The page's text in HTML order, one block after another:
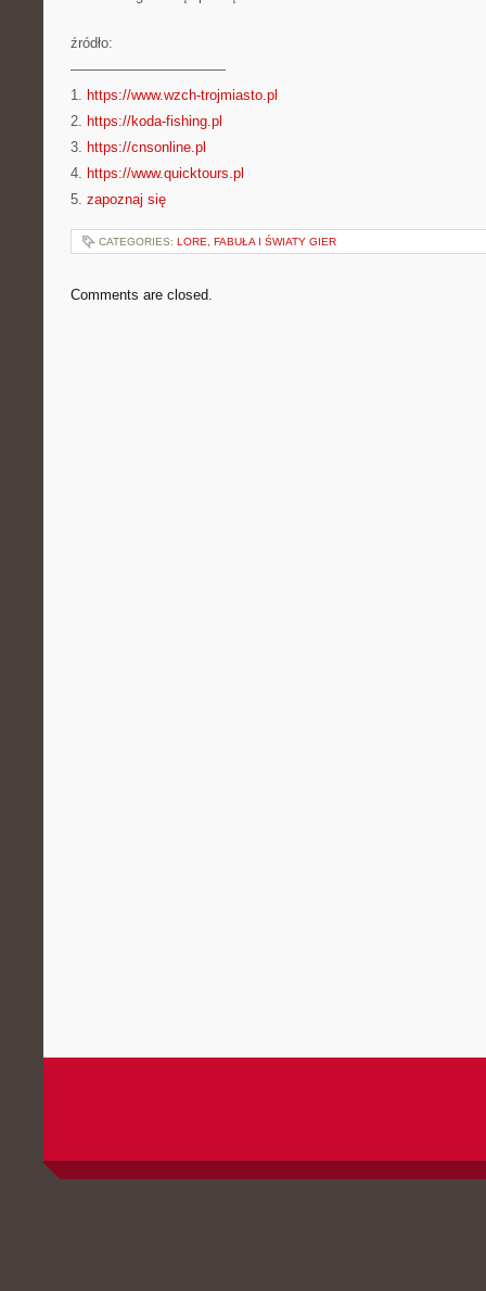
źródło:
———————————
1. https://www.wzch-trojmiasto.pl
2. https://koda-fishing.pl
3. https://cnsonline.pl
4. https://www.quicktours.pl
5. zapoznaj się
CATEGORIES: LORE, FABUŁA I ŚWIATY GIER
Comments are closed.